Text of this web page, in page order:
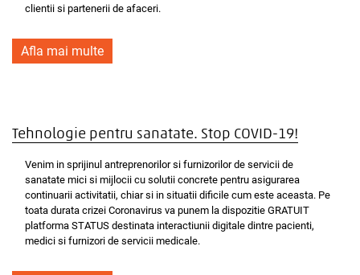
clientii si partenerii de afaceri.
Afla mai multe
Tehnologie pentru sanatate. Stop COVID-19!
Venim in sprijinul antreprenorilor si furnizorilor de servicii de
sanatate mici si mijlocii cu solutii concrete pentru asigurarea
continuarii activitatii, chiar si in situatii dificile cum este aceasta. Pe
toata durata crizei Coronavirus va punem la dispozitie GRATUIT
platforma STATUS destinata interactiunii digitale dintre pacienti,
medici si furnizori de servicii medicale.